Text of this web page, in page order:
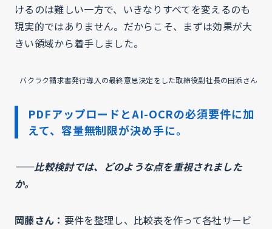
けるのは難しい一方で、いきなりすべてを変えるのも
現実的ではありません。だからこそ、まずは効果が大
きい領域から着手しました。
バクラク請求書発行導入の最終意思決定をした取締役副社長の田添さん
PDFアップロードとAI-OCRの必須要件に加
えて、容量無制限が決め手に。
——比較検討では、どのような点を重視されました
か。
岡藤さん： 要件を整理し、比較表を作って各社サービ